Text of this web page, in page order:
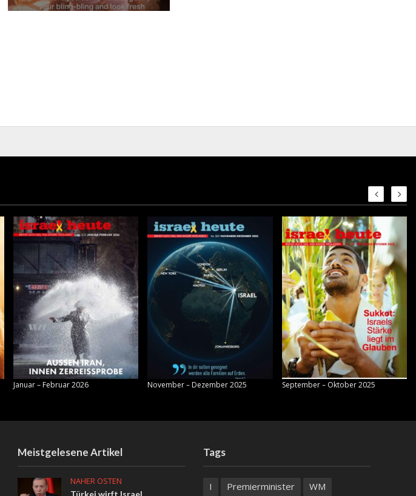
Januar – Februar 2026 November – Dezember 2025 September – Oktober 2025
Meistgelesene Artikel
NAHER OSTEN
Tags
I Premierminister WM